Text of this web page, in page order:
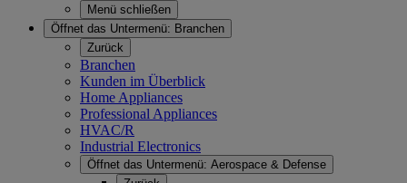
Menü schließen
Öffnet das Untermenü: Branchen
Zurück
Branchen
Kunden im Überblick
Home Appliances
Professional Appliances
HVAC/R
Industrial Electronics
Öffnet das Untermenü: Aerospace & Defense